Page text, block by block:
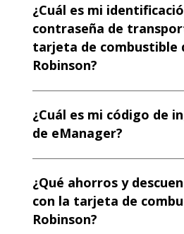
¿Cuál es mi
contraseña de
tarjeta de combustible
Robinson?
¿Cuál es mi código de
de eManager?
¿Qué ahorros y
con la tarjeta de
Robinson?